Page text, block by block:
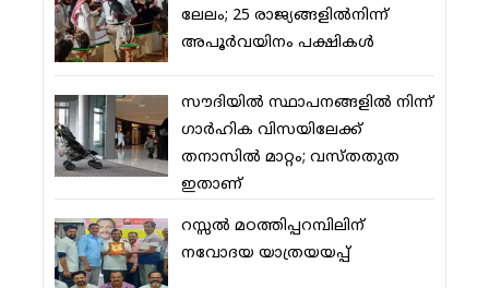
ലേലം; 25 രാജ്യങ്ങളില്‍നിന്ന്
അപൂര്‍വയിനം പക്ഷികള്‍
സൗദിയില്‍ സ്ഥാപനങ്ങളില്‍ നിന്ന്
ഗാര്‍ഹിക വിസയിലേക്ക്
തനാസില്‍ മാറ്റം; വസ്തതുത
ഇതാണ്
റസ്സല്‍ മഠത്തിപ്പറമ്പിലിന്
നവോദയ യാത്രയയപ്പ്